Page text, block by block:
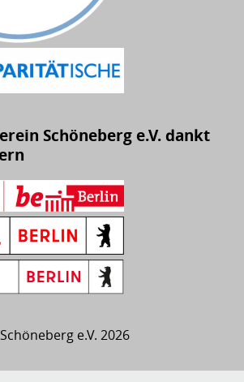
Schöneberg e.V. dankt
e.V. 2026